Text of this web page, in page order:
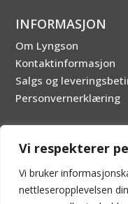
Vi respekterer
Vi bruker
nettleseropplevelsen
INFORMASJON
Om Lyngson
Kontaktinformasjon
Salgs og
Personvernerklæring